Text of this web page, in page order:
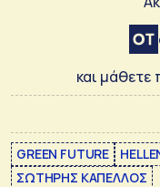
και μάθετε
GREEN FUTURE
ΣΩΤΗΡΗΣ ΚΑΠΕΛΛΟΣ